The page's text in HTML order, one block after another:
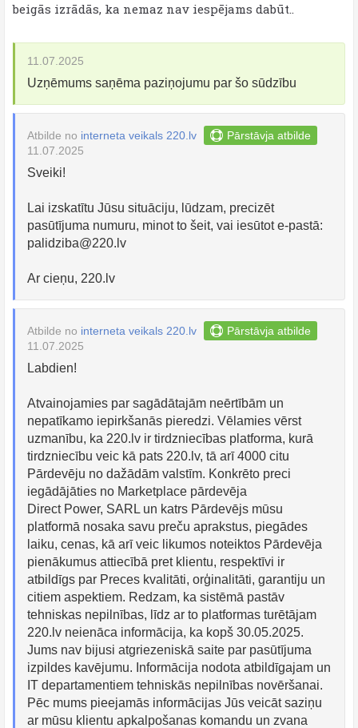
beigās izrādās, ka nemaz nav iespējams dabūt..
11.07.2025
Uzņēmums saņēma paziņojumu par šo sūdzību
Atbilde no interneta veikals 220.lv
Pārstāvja atbilde
11.07.2025
Sveiki!
Lai izskatītu Jūsu situāciju, lūdzam, precizēt
pasūtījuma numuru, minot to šeit, vai iesūtot e-pastā:
palidziba@220.lv
Ar cieņu, 220.lv
Atbilde no interneta veikals 220.lv
Pārstāvja atbilde
11.07.2025
Labdien!
Atvainojamies par sagādātajām neērtībām un
nepatīkamo iepirkšanās pieredzi. Vēlamies vērst
uzmanību, ka 220.lv ir tirdzniecības platforma, kurā
tirdzniecību veic kā pats 220.lv, tā arī 4000 citu
Pārdevēju no dažādām valstīm. Konkrēto preci
iegādājāties no Marketplace pārdevēja
Direct Power, SARL un katrs Pārdevējs mūsu
platformā nosaka savu preču aprakstus, piegādes
laiku, cenas, kā arī veic likumos noteiktos Pārdevēja
pienākumus attiecībā pret klientu, respektīvi ir
atbildīgs par Preces kvalitāti, orģinalitāti, garantiju un
citiem aspektiem. Redzam, ka sistēmā pastāv
tehniskas nepilnības, līdz ar to platformas turētājam
220.lv neienāca informācija, ka kopš 30.05.2025.
Jums nav bijusi atgriezeniskā saite par pasūtījuma
izpildes kavējumu. Informācija nodota atbildīgajam un
IT departamentiem tehniskās nepilnības novēršanai.
Pēc mums pieejamās informācijas Jūs veicāt saziņu
ar mūsu klientu apkalpošanas komandu un zvana